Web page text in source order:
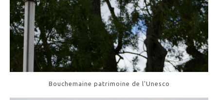
Bouchemaine patrimoine de l'Unesco